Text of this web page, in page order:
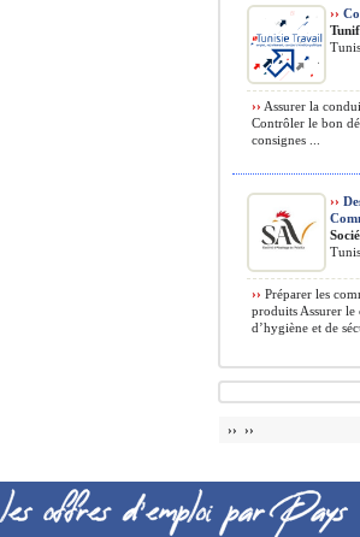
››
›› Assurer la
Contrôler le bon
consignes ...
››
›› Préparer les
produits Assurer le
d’hygiène et de
›› ››